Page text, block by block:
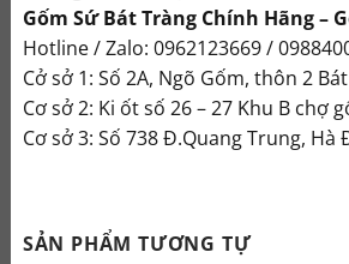
Gốm Sứ Bát Tràng Chính Hãng –
Hotline / Zalo: 0962123669 /
Cở sở 1: Số 2A, Ngõ Gốm, thôn 2
Cơ sở 2: Ki ốt số 26 – 27 Khu B chợ
Cơ sở 3: Số 738 Đ.Quang Trung, Hà
SẢN PHẨM TƯƠNG TỰ